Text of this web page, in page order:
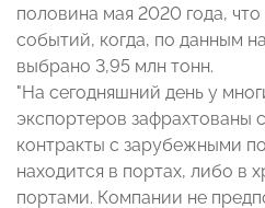
половина мая 2020 года,
событий, когда, по данным
выбрано 3,95 млн тонн.
"На сегодняшний день у
экспортеров зафрахтованы
контракты с зарубежными
находится в портах, либо в
портами. Компании не